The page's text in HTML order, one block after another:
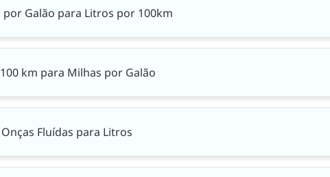
Galão para Litros por 100km
km para Milhas por Galão
Fluídas para Litros